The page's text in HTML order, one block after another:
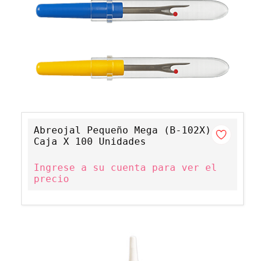
Abreojal Pequeño Mega (B-102X)
Caja X 100 Unidades
Ingrese a su cuenta para ver el
precio